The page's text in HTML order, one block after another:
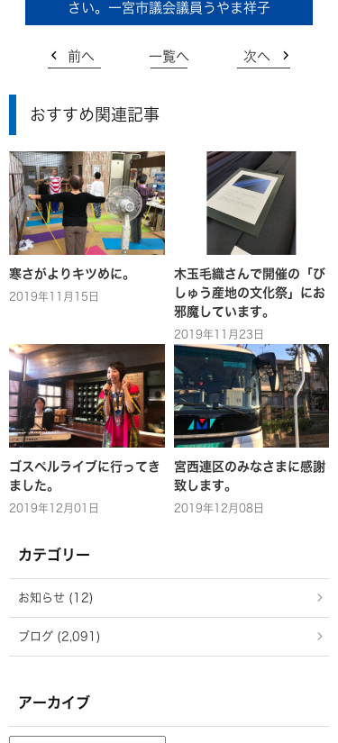
さい。一宮市議会議員うやま祥子
前へ 一覧へ 次へ
おすすめ関連記事
寒さがよりキツめに。
2019年11月15日
木玉毛織さんで開催の「び
しゅう産地の文化祭」にお
邪魔しています。
2019年11月23日
ゴスペルライブに行ってき
ました。
2019年12月01日
宮西連区のみなさまに感謝
致します。
2019年12月08日
カテゴリー
お知らせ (12)
ブログ (2,091)
アーカイブ